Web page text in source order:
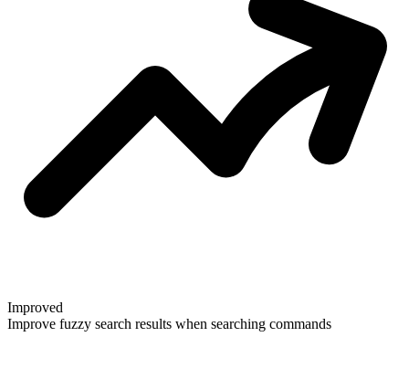
Improved
Improve fuzzy search results when searching commands